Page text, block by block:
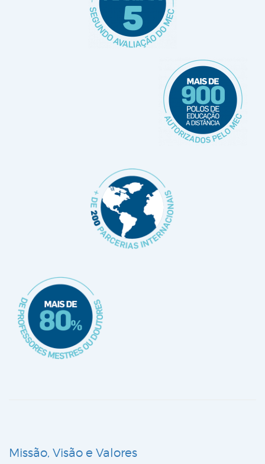
Missão, Visão e Valores